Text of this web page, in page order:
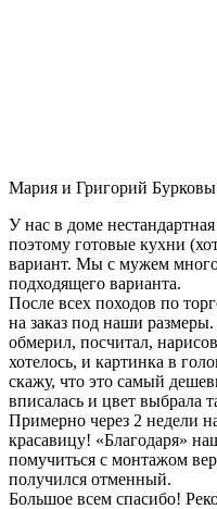
Мария и Григорий Бурковы
У нас в доме
поэтому готовые кухни
вариант. Мы с мужем
подходящего варианта.
После всех походов по
на заказ под наши
обмерил, посчитал,
хотелось, и картинка в
скажу, что это самый
вписалась и цвет выбрала
Примерно через 2 недели
красавицу! «Благодаря»
помучиться с монтажом
получился отменный.
Большое всем спасибо!